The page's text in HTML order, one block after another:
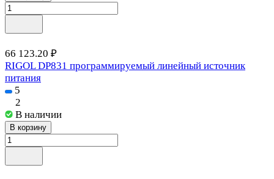
66 123.20 ₽
RIGOL DP831 программируемый линейный источник
питания
5
2
В наличии
В корзину